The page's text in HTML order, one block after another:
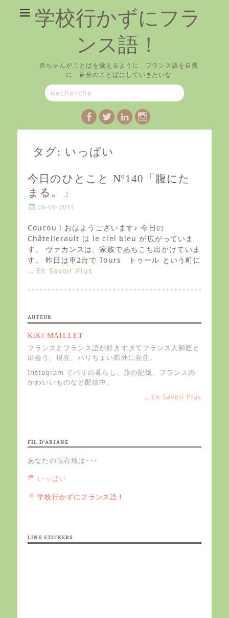
学校行かずにフラ
ンス語！
赤ちゃんがことばを覚えるように フランス語を自然
に 自分のことばにしていきたいな
Search
for:
Facebook
TwitterLinkedIn
Instagram
タグ: いっぱい
今日のひとこと Nº140「腹にた
まる。」
P
s
t
e
d
o
n
08-09-2011
Coucou ! おはようございます♪ 今日の
Châtellerault は le ciel bleu が広がっていま
す。 ヴァカンスは、家族であちこち出かけていま
す。 昨日は車2台で Tours トゥール という町に
… En Savoir Plus
AUTEUR
KiKi MAILLET
フランスとフランス語が好きすぎてフランス人師匠と
出会う。現在、パリちょい郊外に在住。
Instagram でパリの暮らし、旅の記憶、フランスの
かわいいものなど配信中。
... En Savoir Plus
FIL D’ARIANE
あなたの現在地は･･･
いっぱい
学校行かずにフランス語！
LINE STICKERS